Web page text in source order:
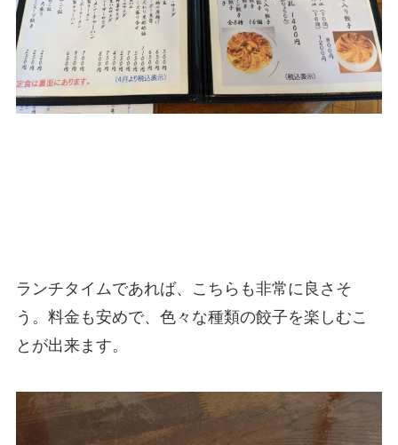
ランチタイムであれば、こちらも非常に良さそ
う。料金も安めで、色々な種類の餃子を楽しむこ
とが出来ます。